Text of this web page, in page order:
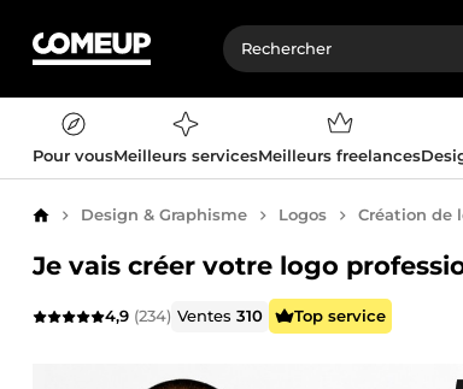
Pour vousMeilleurs servicesMeilleurs freelances
AccueilDesign & Graphisme Logos Création de
Je vais créer votre logo
4,9 (234) Ventes310 Top service